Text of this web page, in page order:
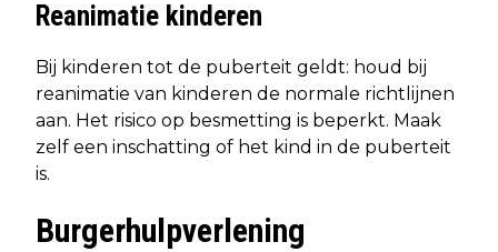
Reanimatie kinderen
​​Bij kinderen tot de puberteit geldt: houd bij
reanimatie van kinderen de normale richtlijnen
aan. Het risico op besmetting is beperkt. Maak
zelf een inschatting of het kind in de puberteit
is.
Burgerhulpverlening